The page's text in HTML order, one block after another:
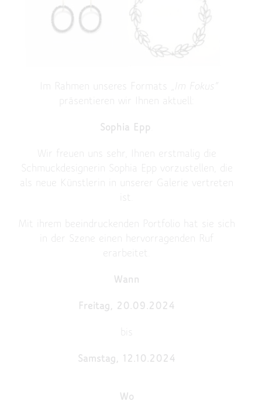
Im Rahmen unseres Formats
„Im Fokus“
präsentieren wir Ihnen aktuell:
Sophia Epp
Wir freuen uns sehr, Ihnen erstmalig die
Schmuckdesignerin Sophia Epp vorzustellen, die
als neue Künstlerin in unserer Galerie vertreten
ist.
Mit ihrem beeindruckenden Portfolio hat sie sich
in der Szene einen hervorragenden Ruf
erarbeitet.
Wann
Freitag, 20.09.2024
bis
Samstag, 12.10.2024
Wo